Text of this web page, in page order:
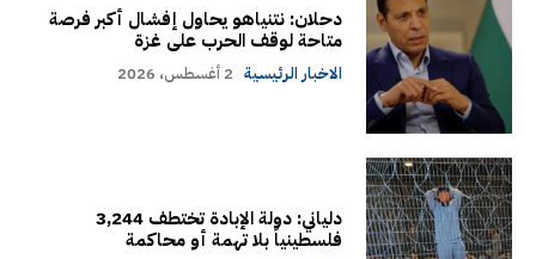
دحلان: نتنياهو يحاول إفشال أكبر فرصة
متاحة لوقف الحرب على غزة
الاخبار الرئيسية 2 أغسطس، 2026
دلياني: دولة الإبادة تختطف 3,244
فلسطينياً بلا تهمة أو محاكمة